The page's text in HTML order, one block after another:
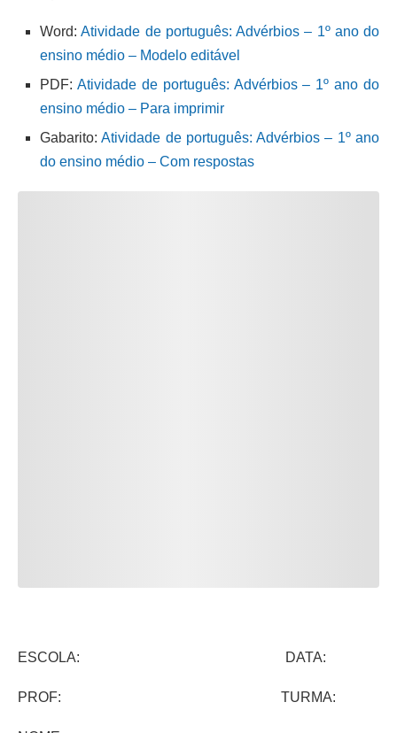
Word:Atividade de português: Advérbios – 1º ano do
ensino médio – Modelo editável
PDF: Atividade de português: Advérbios – 1º ano do
ensino médio – Para imprimir
Gabarito:Atividade de português: Advérbios – 1º ano
do ensino médio – Com respostas
ESCOLA: DATA:
PROF: TURMA: